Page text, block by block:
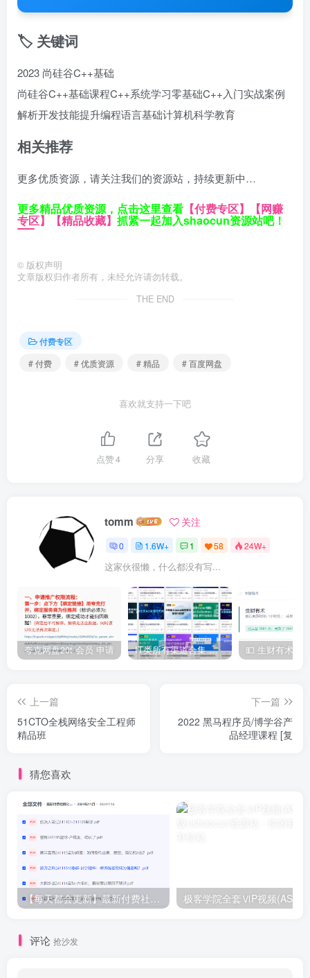
🏷️ 关键词
2023 尚硅谷C++基础
尚硅谷C++基础课程C++系统学习零基础C++入门实战案例
解析开发技能提升编程语言基础计算机科学教育
相关推荐
更多优质资源，请关注我们的资源站，持续更新中…
更多精品优质资源，点击这里查看 【付费专区】 【网赚
专区】 【精品收藏】 抓紧一起加入shaocun资源站吧！
© 版权声明
文章版权归作者所有，未经允许请勿转载。
THE END
付费专区
# 付费
# 优质资源 # 精品 # 百度网盘
喜欢就支持一下吧
点赞4 分享 收藏
tomm 关注
0 1.6W+ 1 58 24W+
这家伙很懒，什么都没有写...
夸克网盘20t 会员 申请 IT类所有渠道合集 持续日更，目前近四千多条资源 年费用户微信私信获取权限
上一篇
51CTO全栈网络安全工程师
精品班
下一篇
2022 黑马程序员/博学谷产
品经理课程 [复
猜您喜欢
【每天都会更新】最新付费社群公众号文章 极客学院全套ⅥP视频(AS版)
评论 抢沙发